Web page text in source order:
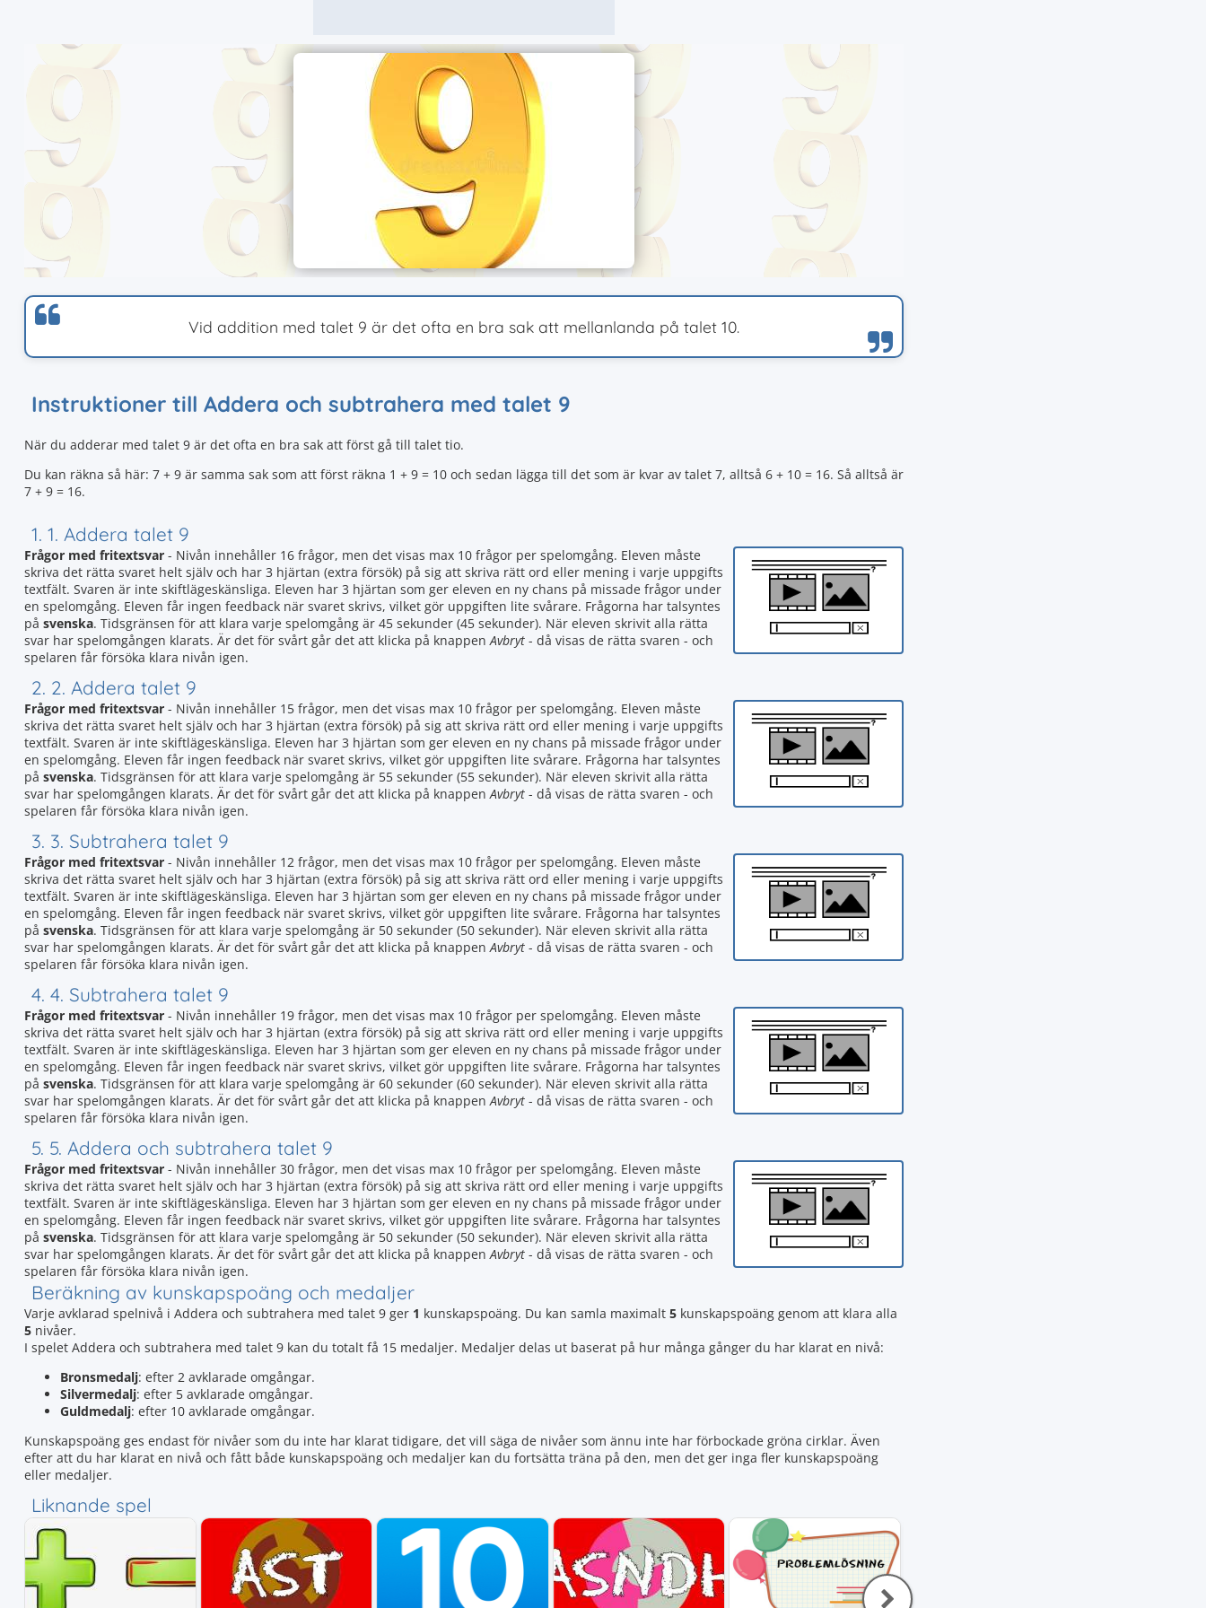
Vid addition med talet 9 är det ofta en bra sak att mellanlanda på talet 10.
Instruktioner till Addera och subtrahera med talet 9
När du adderar med talet 9 är det ofta en bra sak att först gå till talet tio.
Du kan räkna så här: 7 + 9 är samma sak som att först räkna 1 + 9 = 10 och sedan lägga till det som är kvar av talet 7, alltså 6 + 10 = 16. Så alltså är
7 + 9 = 16.
1. 1. Addera talet 9
Frågor med fritextsvar - Nivån innehåller 16 frågor, men det visas max 10 frågor per spelomgång. Eleven måste
skriva det rätta svaret helt själv och har 3 hjärtan (extra försök) på sig att skriva rätt ord eller mening i varje uppgifts
textfält. Svaren är inte skiftlägeskänsliga. Eleven har 3 hjärtan som ger eleven en ny chans på missade frågor under
en spelomgång. Eleven får ingen feedback när svaret skrivs, vilket gör uppgiften lite svårare. Frågorna har talsyntes
på svenska. Tidsgränsen för att klara varje spelomgång är 45 sekunder (45 sekunder). När eleven skrivit alla rätta
svar har spelomgången klarats. Är det för svårt går det att klicka på knappenAvbryt - då visas de rätta svaren - och
spelaren får försöka klara nivån igen.
2. 2. Addera talet 9
Frågor med fritextsvar - Nivån innehåller 15 frågor, men det visas max 10 frågor per spelomgång. Eleven måste
skriva det rätta svaret helt själv och har 3 hjärtan (extra försök) på sig att skriva rätt ord eller mening i varje uppgifts
textfält. Svaren är inte skiftlägeskänsliga. Eleven har 3 hjärtan som ger eleven en ny chans på missade frågor under
en spelomgång. Eleven får ingen feedback när svaret skrivs, vilket gör uppgiften lite svårare. Frågorna har talsyntes
på svenska. Tidsgränsen för att klara varje spelomgång är 55 sekunder (55 sekunder). När eleven skrivit alla rätta
svar har spelomgången klarats. Är det för svårt går det att klicka på knappenAvbryt - då visas de rätta svaren - och
spelaren får försöka klara nivån igen.
3. 3. Subtrahera talet 9
Frågor med fritextsvar - Nivån innehåller 12 frågor, men det visas max 10 frågor per spelomgång. Eleven måste
skriva det rätta svaret helt själv och har 3 hjärtan (extra försök) på sig att skriva rätt ord eller mening i varje uppgifts
textfält. Svaren är inte skiftlägeskänsliga. Eleven har 3 hjärtan som ger eleven en ny chans på missade frågor under
en spelomgång. Eleven får ingen feedback när svaret skrivs, vilket gör uppgiften lite svårare. Frågorna har talsyntes
på svenska. Tidsgränsen för att klara varje spelomgång är 50 sekunder (50 sekunder). När eleven skrivit alla rätta
svar har spelomgången klarats. Är det för svårt går det att klicka på knappenAvbryt - då visas de rätta svaren - och
spelaren får försöka klara nivån igen.
4. 4. Subtrahera talet 9
Frågor med fritextsvar - Nivån innehåller 19 frågor, men det visas max 10 frågor per spelomgång. Eleven måste
skriva det rätta svaret helt själv och har 3 hjärtan (extra försök) på sig att skriva rätt ord eller mening i varje uppgifts
textfält. Svaren är inte skiftlägeskänsliga. Eleven har 3 hjärtan som ger eleven en ny chans på missade frågor under
en spelomgång. Eleven får ingen feedback när svaret skrivs, vilket gör uppgiften lite svårare. Frågorna har talsyntes
på svenska. Tidsgränsen för att klara varje spelomgång är 60 sekunder (60 sekunder). När eleven skrivit alla rätta
svar har spelomgången klarats. Är det för svårt går det att klicka på knappenAvbryt - då visas de rätta svaren - och
spelaren får försöka klara nivån igen.
5. 5. Addera och subtrahera talet 9
Frågor med fritextsvar - Nivån innehåller 30 frågor, men det visas max 10 frågor per spelomgång. Eleven måste
skriva det rätta svaret helt själv och har 3 hjärtan (extra försök) på sig att skriva rätt ord eller mening i varje uppgifts
textfält. Svaren är inte skiftlägeskänsliga. Eleven har 3 hjärtan som ger eleven en ny chans på missade frågor under
en spelomgång. Eleven får ingen feedback när svaret skrivs, vilket gör uppgiften lite svårare. Frågorna har talsyntes
på svenska. Tidsgränsen för att klara varje spelomgång är 50 sekunder (50 sekunder). När eleven skrivit alla rätta
svar har spelomgången klarats. Är det för svårt går det att klicka på knappenAvbryt - då visas de rätta svaren - och
spelaren får försöka klara nivån igen.
Beräkning av kunskapspoäng och medaljer
Varje avklarad spelnivå i Addera och subtrahera med talet 9 ger 1 kunskapspoäng. Du kan samla maximalt 5 kunskapspoäng genom att klara alla
5 nivåer.
I spelet Addera och subtrahera med talet 9 kan du totalt få 15 medaljer. Medaljer delas ut baserat på hur många gånger du har klarat en nivå:
Bronsmedalj: efter 2 avklarade omgångar.
Silvermedalj: efter 5 avklarade omgångar.
Guldmedalj: efter 10 avklarade omgångar.
Kunskapspoäng ges endast för nivåer som du inte har klarat tidigare, det vill säga de nivåer som ännu inte har förbockade gröna cirklar. Även
efter att du har klarat en nivå och fått både kunskapspoäng och medaljer kan du fortsätta träna på den, men det ger inga fler kunskapspoäng
eller medaljer.
Liknande spel